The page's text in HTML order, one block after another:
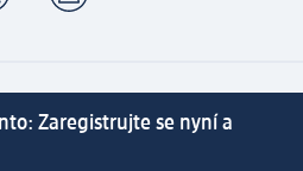
Zaregistrujte se nyní a